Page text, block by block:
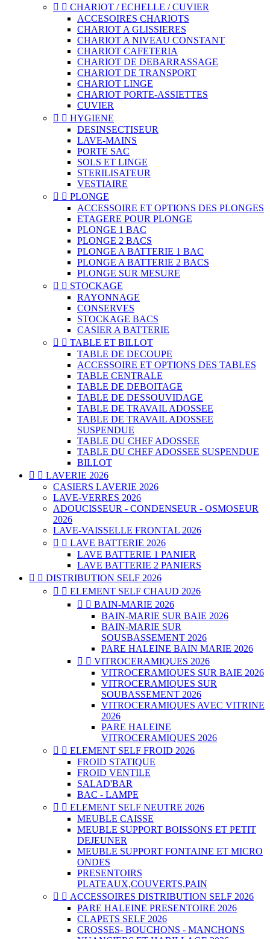
  CHARIOT / ECHELLE / CUVIER
ACCESOIRES CHARIOTS
CHARIOT A GLISSIERES
CHARIOT A NIVEAU CONSTANT
CHARIOT CAFETERIA
CHARIOT DE DEBARRASSAGE
CHARIOT DE TRANSPORT
CHARIOT LINGE
CHARIOT PORTE-ASSIETTES
CUVIER
  HYGIENE
DESINSECTISEUR
LAVE-MAINS
PORTE SAC
SOLS ET LINGE
STERILISATEUR
VESTIAIRE
  PLONGE
ACCESSOIRE ET OPTIONS DES PLONGES
ETAGERE POUR PLONGE
PLONGE 1 BAC
PLONGE 2 BACS
PLONGE A BATTERIE 1 BAC
PLONGE A BATTERIE 2 BACS
PLONGE SUR MESURE
  STOCKAGE
RAYONNAGE
CONSERVES
STOCKAGE BACS
CASIER A BATTERIE
  TABLE ET BILLOT
TABLE DE DECOUPE
ACCESSOIRE ET OPTIONS DES TABLES
TABLE CENTRALE
TABLE DE DEBOITAGE
TABLE DE DESSOUVIDAGE
TABLE DE TRAVAIL ADOSSEE
TABLE DE TRAVAIL ADOSSEE
SUSPENDUE
TABLE DU CHEF ADOSSEE
TABLE DU CHEF ADOSSEE SUSPENDUE
BILLOT
  LAVERIE 2026
CASIERS LAVERIE 2026
LAVE-VERRES 2026
ADOUCISSEUR - CONDENSEUR - OSMOSEUR
2026
LAVE-VAISSELLE FRONTAL 2026
  LAVE BATTERIE 2026
LAVE BATTERIE 1 PANIER
LAVE BATTERIE 2 PANIERS
  DISTRIBUTION SELF 2026
  ELEMENT SELF CHAUD 2026
  BAIN-MARIE 2026
BAIN-MARIE SUR BAIE 2026
BAIN-MARIE SUR
SOUSBASSEMENT 2026
PARE HALEINE BAIN MARIE 2026
  VITROCERAMIQUES 2026
VITROCERAMIQUES SUR BAIE 2026
VITROCERAMIQUES SUR
SOUBASSEMENT 2026
VITROCERAMIQUES AVEC VITRINE
2026
PARE HALEINE
VITROCERAMIQUES 2026
  ELEMENT SELF FROID 2026
FROID STATIQUE
FROID VENTILE
SALAD'BAR
BAC - LAMPE
  ELEMENT SELF NEUTRE 2026
MEUBLE CAISSE
MEUBLE SUPPORT BOISSONS ET PETIT
DEJEUNER
MEUBLE SUPPORT FONTAINE ET MICRO
ONDES
PRESENTOIRS
PLATEAUX,COUVERTS,PAIN
  ACCESSOIRES DISTRIBUTION SELF 2026
PARE HALEINE PRESENTOIRE 2026
CLAPETS SELF 2026
CROSSES- BOUCHONS - MANCHONS